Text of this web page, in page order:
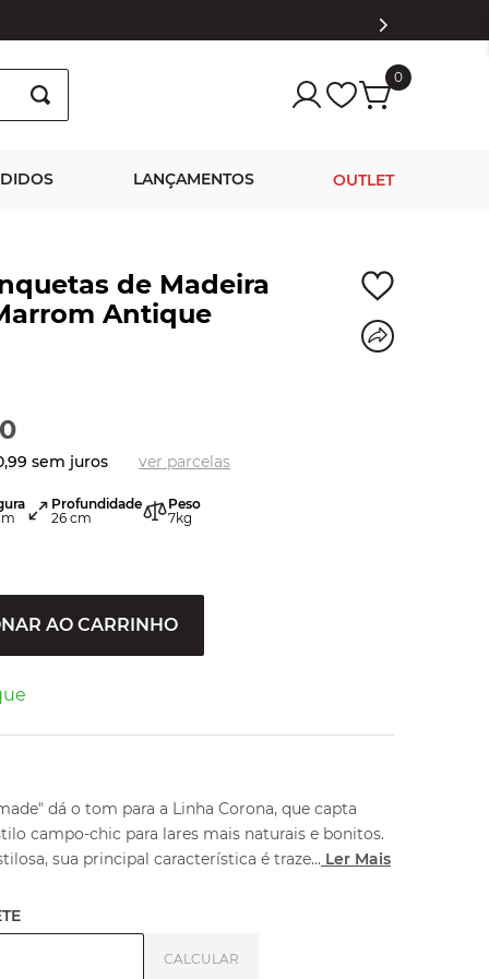
0
LANÇAMENTOS OUTLET
de Madeira
Antique
,99 sem juros ver parcelas
Profundidade
26 cm
Peso
7kg
AO CARRINHO
dá o tom para a Linha Corona, que capta
campo-chic para lares mais naturais e bonitos.
sua principal característica é traze... Ler Mais